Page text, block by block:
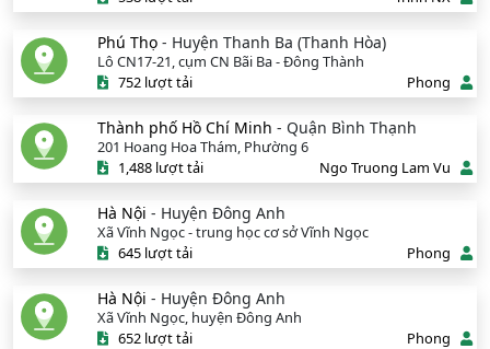
Phú Thọ - Huyện Thanh Ba (Thanh Hòa)
Lô CN17-21, cụm CN Bãi Ba - Đông Thành
752 lượt tải
Phong
Thành phố Hồ Chí Minh - Quận Bình Thạnh
201 Hoang Hoa Thám, Phường 6
1,488 lượt tải
Ngo Truong Lam Vu
Hà Nội - Huyện Đông Anh
Xã Vĩnh Ngọc - trung học cơ sở Vĩnh Ngọc
645 lượt tải
Phong
Hà Nội - Huyện Đông Anh
Xã Vĩnh Ngọc, huyện Đông Anh
652 lượt tải
Phong